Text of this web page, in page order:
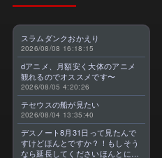
スラムダンクおかえり
2026/08/08 16:18:15
dアニメ、月額安く大体のアニメ
観れるのでオススメです〜
2026/08/05 4:20:26
テセウスの船が見たい
2026/08/04 13:35:40
デスノート8月31日って見たんで
すけどほんとですか？！もしそう
なら延長してくださいほんとに大